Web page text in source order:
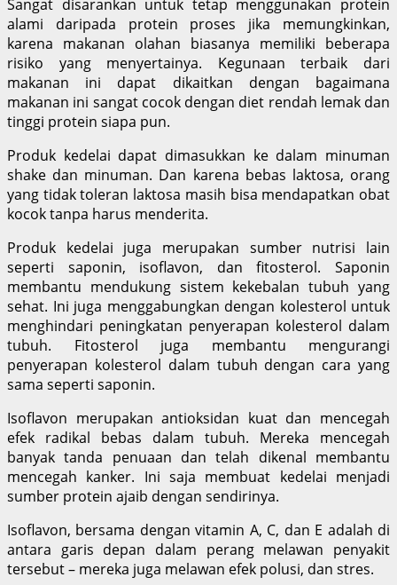
Sangat disarankan untuk tetap menggunakan protein
alami daripada protein proses jika memungkinkan,
karena makanan olahan biasanya memiliki beberapa
risiko yang menyertainya. Kegunaan terbaik dari
makanan ini dapat dikaitkan dengan bagaimana
makanan ini sangat cocok dengan diet rendah lemak dan
tinggi protein siapa pun.
Produk kedelai dapat dimasukkan ke dalam minuman
shake dan minuman. Dan karena bebas laktosa, orang
yang tidak toleran laktosa masih bisa mendapatkan obat
kocok tanpa harus menderita.
Produk kedelai juga merupakan sumber nutrisi lain
seperti saponin, isoflavon, dan fitosterol. Saponin
membantu mendukung sistem kekebalan tubuh yang
sehat. Ini juga menggabungkan dengan kolesterol untuk
menghindari peningkatan penyerapan kolesterol dalam
tubuh. Fitosterol juga membantu mengurangi
penyerapan kolesterol dalam tubuh dengan cara yang
sama seperti saponin.
Isoflavon merupakan antioksidan kuat dan mencegah
efek radikal bebas dalam tubuh. Mereka mencegah
banyak tanda penuaan dan telah dikenal membantu
mencegah kanker. Ini saja membuat kedelai menjadi
sumber protein ajaib dengan sendirinya.
Isoflavon, bersama dengan vitamin A, C, dan E adalah di
antara garis depan dalam perang melawan penyakit
tersebut – mereka juga melawan efek polusi, dan stres.